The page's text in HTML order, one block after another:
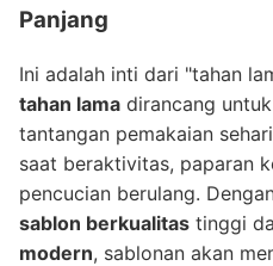
Panjang
Ini adalah inti dari "tahan
tahan lama dirancang
tantangan pemakaian
saat beraktivitas, paparan
pencucian berulang.
sablon berkualitas tinggi
modern, sablonan akan